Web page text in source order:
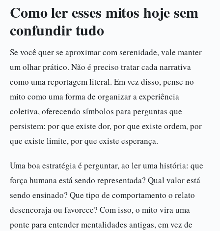
Como ler esses mitos hoje sem
confundir tudo
Se você quer se aproximar com serenidade, vale manter
um olhar prático. Não é preciso tratar cada narrativa
como uma reportagem literal. Em vez disso, pense no
mito como uma forma de organizar a experiência
coletiva, oferecendo símbolos para perguntas que
persistem: por que existe dor, por que existe ordem, por
que existe limite, por que existe esperança.
Uma boa estratégia é perguntar, ao ler uma história: que
força humana está sendo representada? Qual valor está
sendo ensinado? Que tipo de comportamento o relato
desencoraja ou favorece? Com isso, o mito vira uma
ponte para entender mentalidades antigas, em vez de